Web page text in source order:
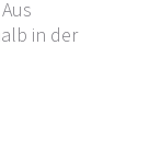
in der